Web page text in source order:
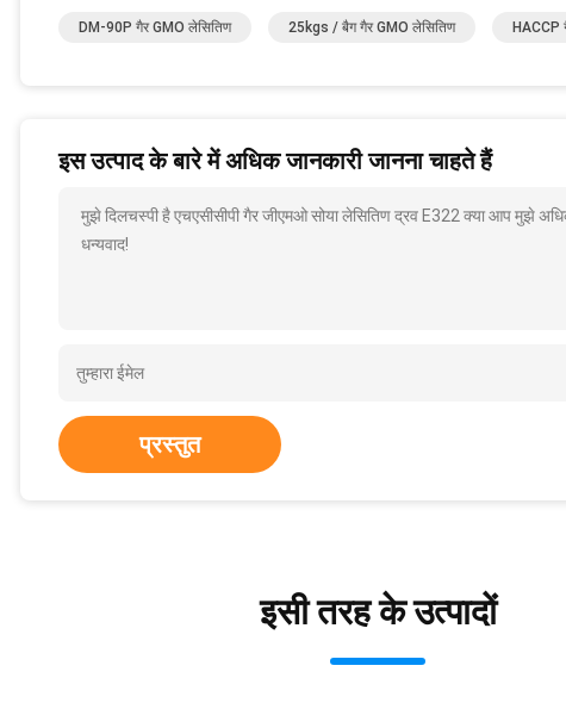
DM-90P गैर GMO लेसितिण 25kgs / बैग गैर GMO लेसितिण HACCP
इस उत्पाद के बारे में अधिक जानकारी जानना चाहते हैं
मुझे दिलचस्पी है एचएसीसीपी गैर जीएमओ सोया लेसितिण द्रव E322 क्या आप मुझे
धन्यवाद!
प्रस्तुत
इसी तरह के उत्पादों